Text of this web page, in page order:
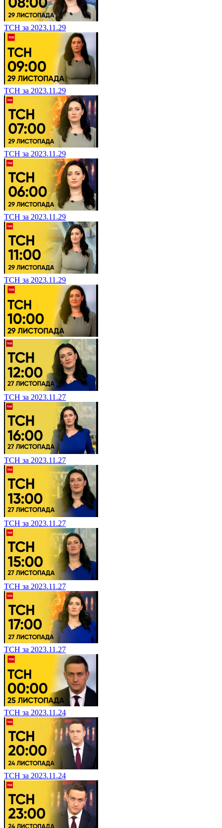
ТСН за 2023.11.29
ТСН за 2023.11.29
ТСН за 2023.11.29
ТСН за 2023.11.29
ТСН за 2023.11.29
ТСН за 2023.11.27
ТСН за 2023.11.27
ТСН за 2023.11.27
ТСН за 2023.11.27
ТСН за 2023.11.27
ТСН за 2023.11.24
ТСН за 2023.11.24